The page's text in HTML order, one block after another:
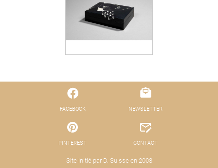
FACEBOOK
PINTEREST
Site initié par D. Suisse en 2008
NEWSLETTER
CONTACT